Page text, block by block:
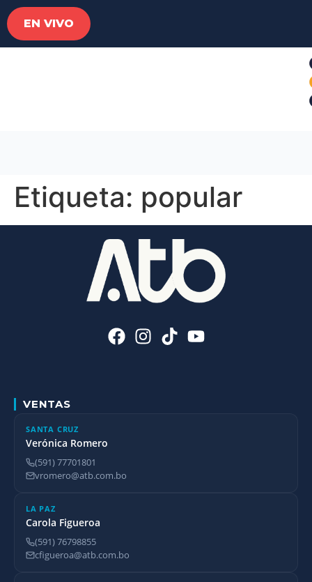
EN VIVO
Etiqueta: popular
VENTAS
SANTA CRUZ
Verónica Romero
(591) 77701801
vromero@atb.com.bo
LA PAZ
Carola Figueroa
(591) 76798855
cfigueroa@atb.com.bo